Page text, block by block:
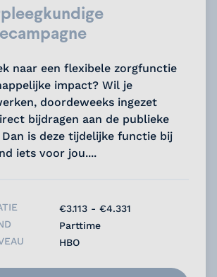
naar een flexibele zorgfunctie
impact? Wil je
doordeweeks ingezet
bijdragen aan de publieke
Dan is deze tijdelijke functie bij
iets voor jou....
€3.113 - €4.331
Parttime
HBO